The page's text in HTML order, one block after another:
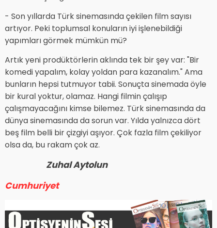
- Son yıllarda Türk sinemasında çekilen film sayısı
artıyor. Peki toplumsal konuların iyi işlenebildiği
yapımları görmek mümkün mü?
Artık yeni prodüktörlerin aklında tek bir şey var: "Bir
komedi yapalım, kolay yoldan para kazanalım." Ama
bunların hepsi tutmuyor tabii. Sonuçta sinemada öyle
bir kural yoktur, olamaz. Hangi filmin çalışıp
çalışmayacağını kimse bilemez. Türk sinemasında da
dünya sinemasında da sorun var. Yılda yalnızca dört
beş film belli bir çizgiyi aşıyor. Çok fazla film çekiliyor
olsa da, bu rakam çok az.
Zuhal Aytolun
Cumhuriyet